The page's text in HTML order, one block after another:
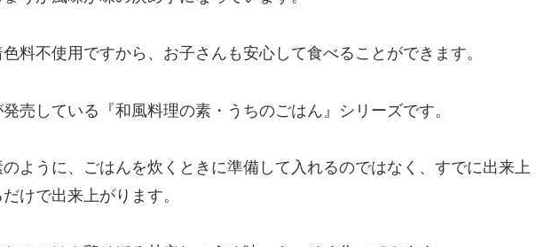
料不使用ですから、お子さんも安心して食べることができます。
売している『和風料理の素・うちのごはん』シリーズです。
ように、ごはんを炊くときに準備して入れるのではなく、すでに出来上
けで出来上がります。